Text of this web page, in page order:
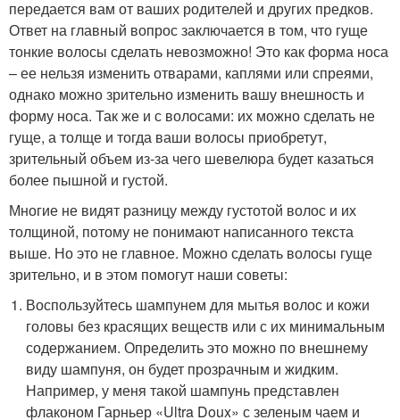
передается вам от ваших родителей и других предков.
Ответ на главный вопрос заключается в том, что гуще
тонкие волосы сделать невозможно! Это как форма носа
– ее нельзя изменить отварами, каплями или спреями,
однако можно зрительно изменить вашу внешность и
форму носа. Так же и с волосами: их можно сделать не
гуще, а толще и тогда ваши волосы приобретут,
зрительный объем из-за чего шевелюра будет казаться
более пышной и густой.
Многие не видят разницу между густотой волос и их
толщиной, потому не понимают написанного текста
выше. Но это не главное. Можно сделать волосы гуще
зрительно, и в этом помогут наши советы:
Воспользуйтесь шампунем для мытья волос и кожи
головы без красящих веществ или с их минимальным
содержанием. Определить это можно по внешнему
виду шампуня, он будет прозрачным и жидким.
Например, у меня такой шампунь представлен
флаконом Гарньер «Ultra Doux» с зеленым чаем и